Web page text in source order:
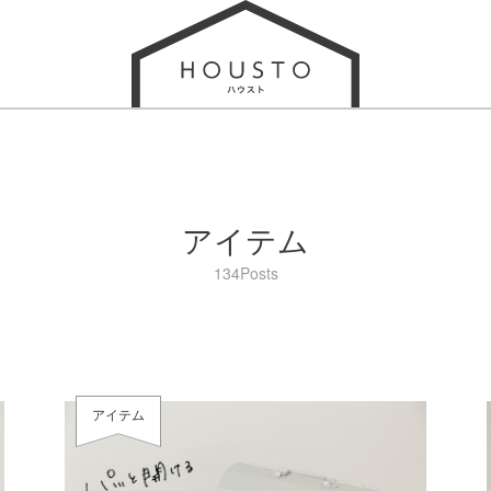
アイテム
134Posts
アイテム